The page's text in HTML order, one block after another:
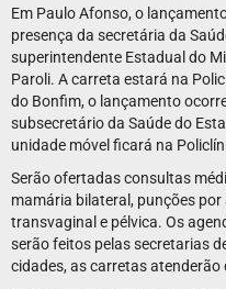
Em Paulo Afonso, o
presença da secretária da
superintendente Estadual do
Paroli. A carreta estará na
do Bonfim, o lançamento
subsecretário da Saúde do
unidade móvel ficará na
Serão ofertadas consultas
mamária bilateral, punções
transvaginal e pélvica. Os
serão feitos pelas secretarias
cidades, as carretas atenderão